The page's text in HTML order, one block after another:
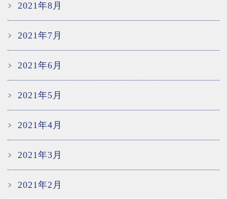
2021年8月
2021年7月
2021年6月
2021年5月
2021年4月
2021年3月
2021年2月